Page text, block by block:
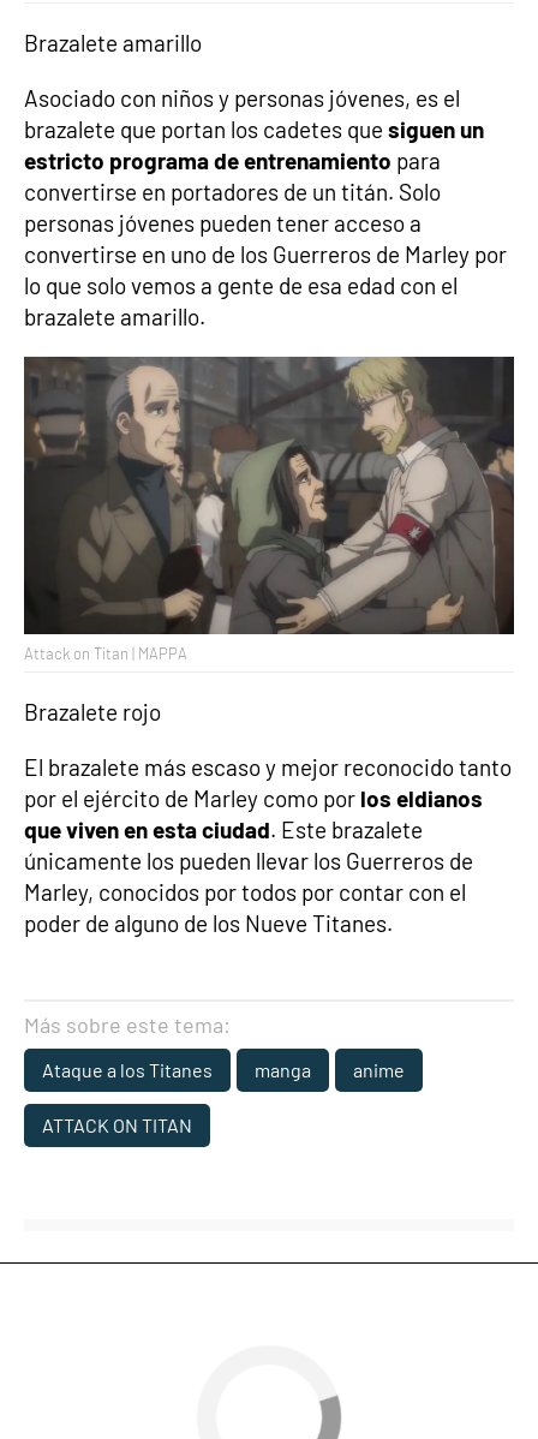
Brazalete amarillo
Asociado con niños y personas jóvenes, es el
brazalete que portan los cadetes que siguen un
estricto programa de entrenamiento para
convertirse en portadores de un titán. Solo
personas jóvenes pueden tener acceso a
convertirse en uno de los Guerreros de Marley por
lo que solo vemos a gente de esa edad con el
brazalete amarillo.
Attack on Titan | MAPPA
Brazalete rojo
El brazalete más escaso y mejor reconocido tanto
por el ejército de Marley como por los eldianos
que viven en esta ciudad. Este brazalete
únicamente los pueden llevar los Guerreros de
Marley, conocidos por todos por contar con el
poder de alguno de los Nueve Titanes.
Más sobre este tema:
Ataque a los Titanes manga anime
ATTACK ON TITAN